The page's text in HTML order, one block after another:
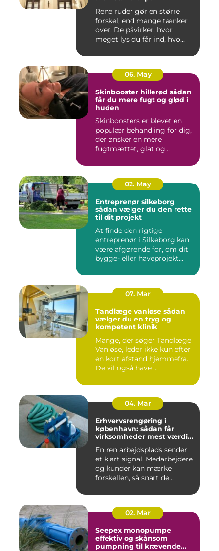
Rene ruder gør en større
forskel, end mange tænker
over. De påvirker, hvor
meget lys du får ind, hvo...
06. May
Skinbooster hillerød sådan
får du mere fugt og glød i
huden
Skinboosters er blevet en
populær behandling for dig,
der ønsker en mere
fugtmættet, glat og
02. May
Entreprenør silkeborg
sådan vælger du den rette
til dit projekt
At finde den rigtige
entreprenør i Silkeborg kan
være afgørende for, om dit
bygge- eller haveprojekt...
07. Mar
Tandlæge vanløse sådan
vælger du en tryg og
kompetent klinik
Mange, der søger Tandlæge
Vanløse, leder ikke kun efter
en kort afstand hjemmefra.
De vil også have ...
04. Mar
Erhvervsrengøring i
københavn: sådan får
virksomheder mest værdi
En ren arbejdsplads sender
et klart signal. Medarbejdere
og kunder kan mærke
forskellen, så snart de...
02. Mar
Seepex monopumpe
effektiv og skånsom
pumpning til krævende